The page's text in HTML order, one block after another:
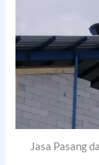
Jasa Pasang